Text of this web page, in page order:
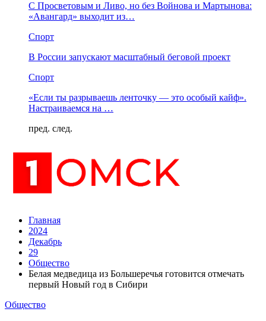
С Просветовым и Ливо, но без Войнова и Мартынова:
«Авангард» выходит из…
Спорт
В России запускают масштабный беговой проект
Спорт
«Если ты разрываешь ленточку — это особый кайф».
Настраиваемся на …
пред. след.
Главная
2024
Декабрь
29
Общество
Белая медведица из Большеречья готовится отмечать
первый Новый год в Сибири
Общество